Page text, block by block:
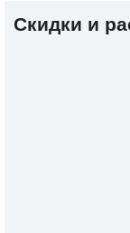
Скидки и